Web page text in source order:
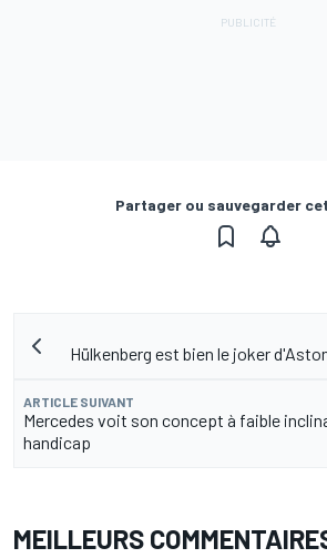
Partager ou sauvegarder
Hülkenberg est bien le joker
ARTICLE SUIVANT
Mercedes voit son concept à faible
handicap
MEILLEURS